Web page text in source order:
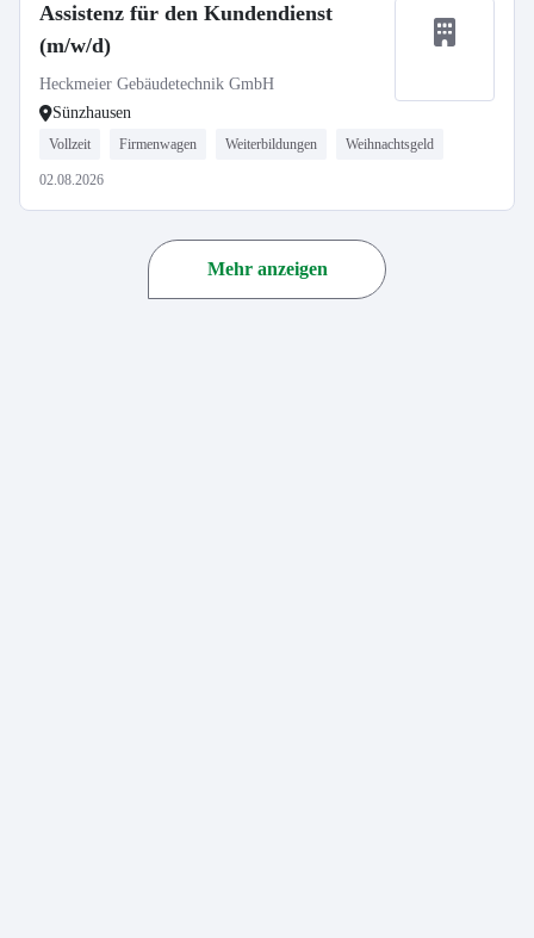
Assistenz für den Kundendienst
(m/w/d)
Heckmeier Gebäudetechnik GmbH
Sünzhausen
Vollzeit Firmenwagen Weiterbildungen Weihnachtsgeld
02.08.2026
Mehr anzeigen